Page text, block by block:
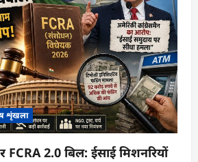
शृंखला
FCRA 2.0 बिल: ईसाई मिशनरियों